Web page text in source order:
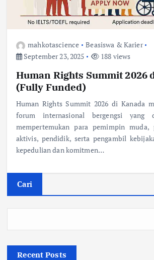
mahkotascience
Beasiswa & Karier
September 23, 2025
188 views
Human Rights Summit 2026
(Fully Funded)
Human Rights Summit 2026 di Kanada
forum internasional bergengsi yang
mempertemukan para pemimpin
aktivis, pendidik, serta pengambil
kepedulian dan komitmen…
Cari
Recent Posts